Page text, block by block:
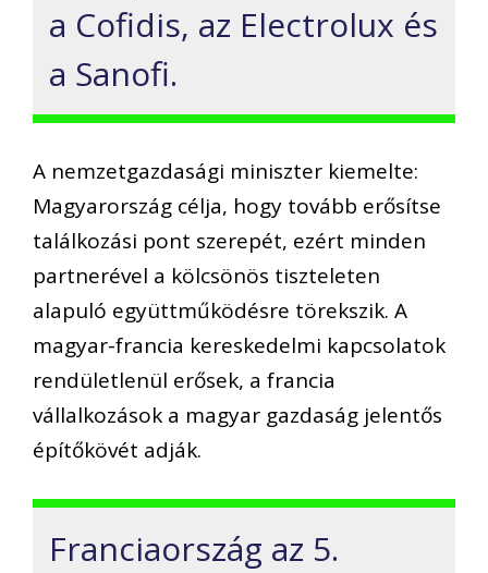
a Cofidis, az Electrolux és
a Sanofi.
A nemzetgazdasági miniszter kiemelte:
Magyarország célja, hogy tovább erősítse
találkozási pont szerepét, ezért minden
partnerével a kölcsönös tiszteleten
alapuló együttműködésre törekszik. A
magyar-francia kereskedelmi kapcsolatok
rendületlenül erősek, a francia
vállalkozások a magyar gazdaság jelentős
építőkövét adják.
Franciaország az 5.